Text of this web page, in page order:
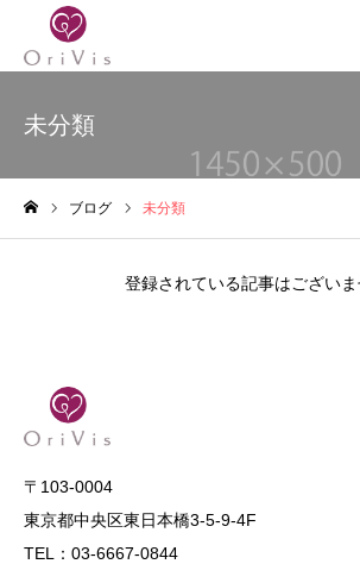
未分類
ブログ 未分類
登録されている記事はございま
〒103-0004
東京都中央区東日本橋3-5-9-4F
TEL：03-6667-0844